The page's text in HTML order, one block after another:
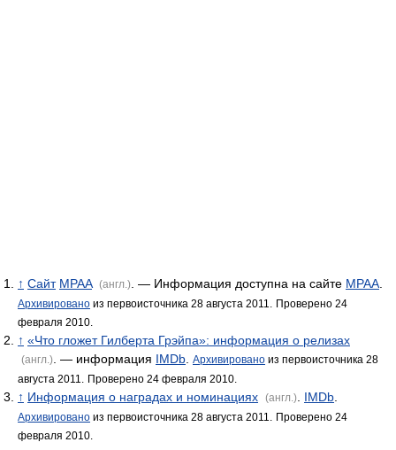
↑ Сайт MPAA (англ.) . — Информация доступна на сайте MPAA
Архивировано из первоисточника 28 августа 2011.
Проверено 24
февраля 2010.
↑ «Что гложет Гилберта Грэйпа»: информация о релизах
(англ.) . — информация IMDb Архивировано из первоисточника 28
августа 2011.
Проверено 24 февраля 2010.
↑ Информация о наградах и номинациях (англ.) IMDb
Архивировано из первоисточника 28 августа 2011.
Проверено 24
февраля 2010.